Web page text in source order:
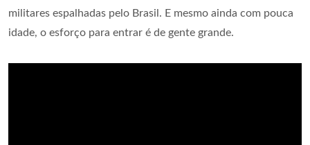
militares espalhadas pelo Brasil. E mesmo ainda com pouca
idade, o esforço para entrar é de gente grande.